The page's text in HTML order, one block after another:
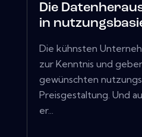
Die
in
Die kühnsten
zur Kenntnis und
gewünschten
Preisgestaltung. Und
er...